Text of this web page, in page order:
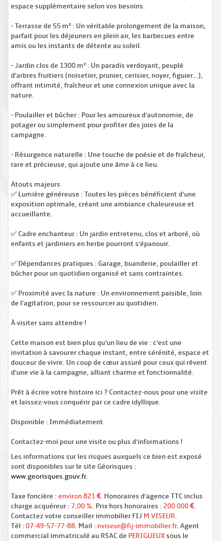
espace supplémentaire selon vos besoins.
- Terrasse de 55 m² : Un véritable prolongement de la maison,
parfait pour les déjeuners en plein air, les barbecues entre
amis ou les instants de détente au soleil.
- Jardin clos de 1300 m² : Un paradis verdoyant, peuplé
d’arbres fruitiers (noisetier, prunier, cerisier, noyer, figuier…),
offrant intimité, fraîcheur et une connexion unique avec la
nature.
- Poulailler et bûcher : Pour les amoureux d’autonomie, de
potager ou simplement pour profiter des joies de la
campagne.
- Résurgence naturelle : Une touche de poésie et de fraîcheur,
rare et précieuse, qui ajoute une âme à ce lieu.
Atouts majeurs
✅ Lumière généreuse : Toutes les pièces bénéficient d’une
exposition optimale, créant une ambiance chaleureuse et
accueillante.
✅ Cadre enchanteur : Un jardin entretenu, clos et arboré, où
enfants et jardiniers en herbe pourront s’épanouir.
✅ Dépendances pratiques : Garage, buanderie, poulailler et
bûcher pour un quotidien organisé et sans contraintes.
✅ Proximité avec la nature : Un environnement paisible, loin
de l’agitation, pour se ressourcer au quotidien.
À visiter sans attendre !
Cette maison est bien plus qu’un lieu de vie : c’est une
invitation à savourer chaque instant, entre sérénité, espace et
douceur de vivre. Un coup de cœur assuré pour ceux qui rêvent
d’une vie à la campagne, alliant charme et fonctionnalité.
Prêt à écrire votre histoire ici ? Contactez-nous pour une visite
et laissez-vous conquérir par ce cadre idyllique.
Disponible : Immédiatement.
Contactez-moi pour une visite ou plus d’informations !
Les informations sur les risques auxquels ce bien est exposé
sont disponibles sur le site Géorisques :
www.georisques.gouv.fr.
Taxe foncière : environ 821
. Honoraires d’agence TTC inclus
charge acquéreur : 7,00 %. Prix hors honoraires : 200 000
.
Contactez votre conseiller immobilier FIJ M VISEUR.
Tél : 07-49-57-77-88. Mail : nviseur@fij-immobilier.fr. Agent
commercial immatriculé au RSAC de PERIGUEUXsous le